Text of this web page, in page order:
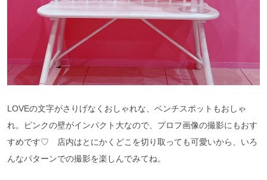
LOVEの文字がさりげなくおしゃれな、ベンチスポットもおしゃ
れ。ピンクの壁がインパクト大なので、プロフ画像の撮影にもおす
すめです♡ 店内はとにかくどこを切り取っても可愛いから、いろ
んなパターンでの撮影を楽しんでみてね。